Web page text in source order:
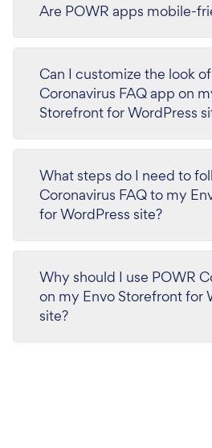
Are POWR apps mobile-
Can I customize the look
Coronavirus FAQ app on
Storefront for WordPress
What steps do I need to
Coronavirus FAQ to my
for WordPress site?
Why should I use POWR
on my Envo Storefront for
site?